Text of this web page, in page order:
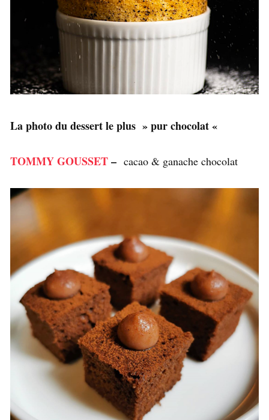
La photo du dessert le plus » pur chocolat «
TOMMY GOUSSET– cacao & ganache chocolat